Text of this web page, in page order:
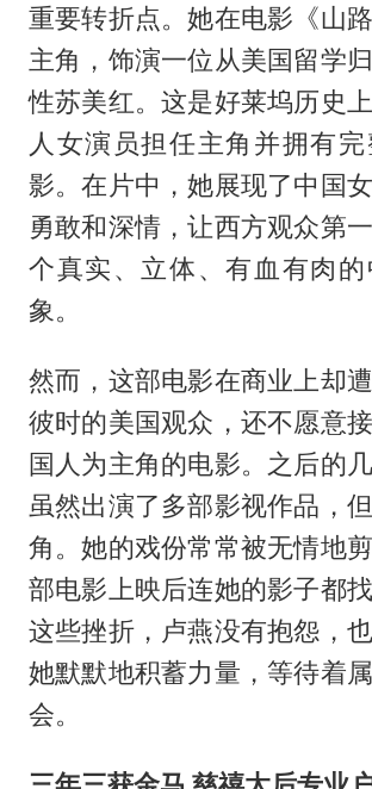
重要转折点。她在电影《山
主角，饰演一位从美国留学
性苏美红。这是好莱坞历史
人女演员担任主角并拥有
影。在片中，她展现了中国女
勇敢和深情，让西方观众第
个真实、立体、有血有肉
象。
然而，这部电影在商业上却遭
彼时的美国观众，还不愿意
国人为主角的电影。之后的
虽然出演了多部影视作品，
角。她的戏份常常被无情地
部电影上映后连她的影子都
这些挫折，卢燕没有抱怨，也
她默默地积蓄力量，等待着
会。